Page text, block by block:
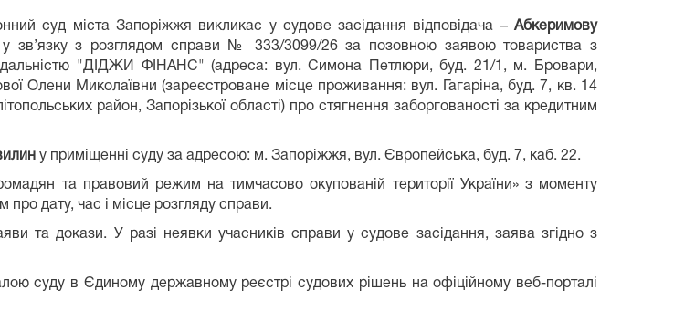
суд міста Запоріжжя викликає у судове засідання відповідача – Абкеримову
зв’язку з розглядом справи № 333/3099/26 за позовною заявою товариства з
"ДІДЖИ ФІНАНС" (адреса: вул. Симона Петлюри, буд. 21/1, м. Бровари,
Олени Миколаївни (зареєстроване місце проживання: вул. Гагаріна, буд. 7, кв. 14
район, Запорізької області) про стягнення заборгованості за кредитним
у приміщенні суду за адресою: м. Запоріжжя, вул. Європейська, буд. 7, каб. 22.
та правовий режим на тимчасово окупованій території України» з моменту
дату, час і місце розгляду справи.
та докази. У разі неявки учасників справи у судове засідання, заява згідно з
в Єдиному державному реєстрі судових рішень на офіційному веб-порталі